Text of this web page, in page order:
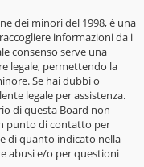
dei minori del 1998, è una
informazioni da i
consenso serve una
legale, permettendo la
Se hai dubbi o
legale per assistenza.
di questa Board non
punto di contatto per
di quanto indicato nella
abusi e/o per questioni